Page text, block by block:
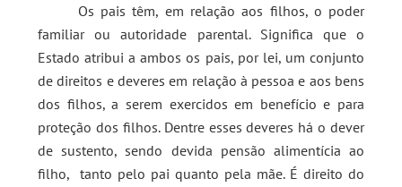
Os pais têm, em relação aos filhos, o poder
familiar ou autoridade parental. Significa que o
Estado atribui a ambos os pais, por lei, um conjunto
de direitos e deveres em relação à pessoa e aos bens
dos filhos, a serem exercidos em benefício e para
proteção dos filhos. Dentre esses deveres há o dever
de sustento, sendo devida pensão alimentícia ao
filho, tanto pelo pai quanto pela mãe. É direito do